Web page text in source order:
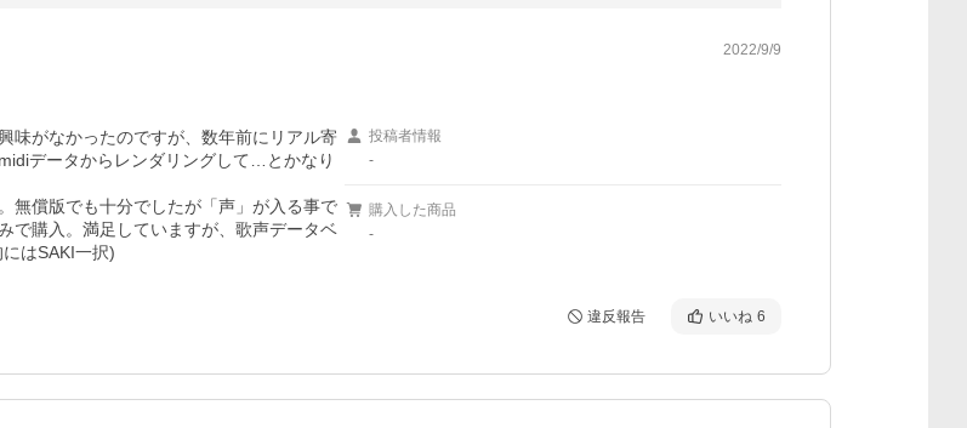
2022/9/9
味がなかったのですが、数年前にリアル寄
データからレンダリングして…とかなり
無償版でも十分でしたが「声」が入る事で
で購入。満足していますが、歌声データベ
はSAKI一択)
投稿者情報
-
購入した商品
-
違反報告 いいね 6